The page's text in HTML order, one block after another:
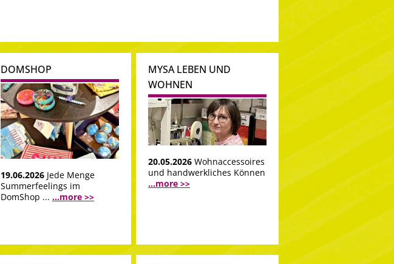
DOMSHOP
19.06.2026 Jede Menge
Summerfeelings im
DomShop ... ...more >>
MYSA LEBEN UND
WOHNEN
20.05.2026 Wohnaccessoires
und handwerkliches Können
...more >>